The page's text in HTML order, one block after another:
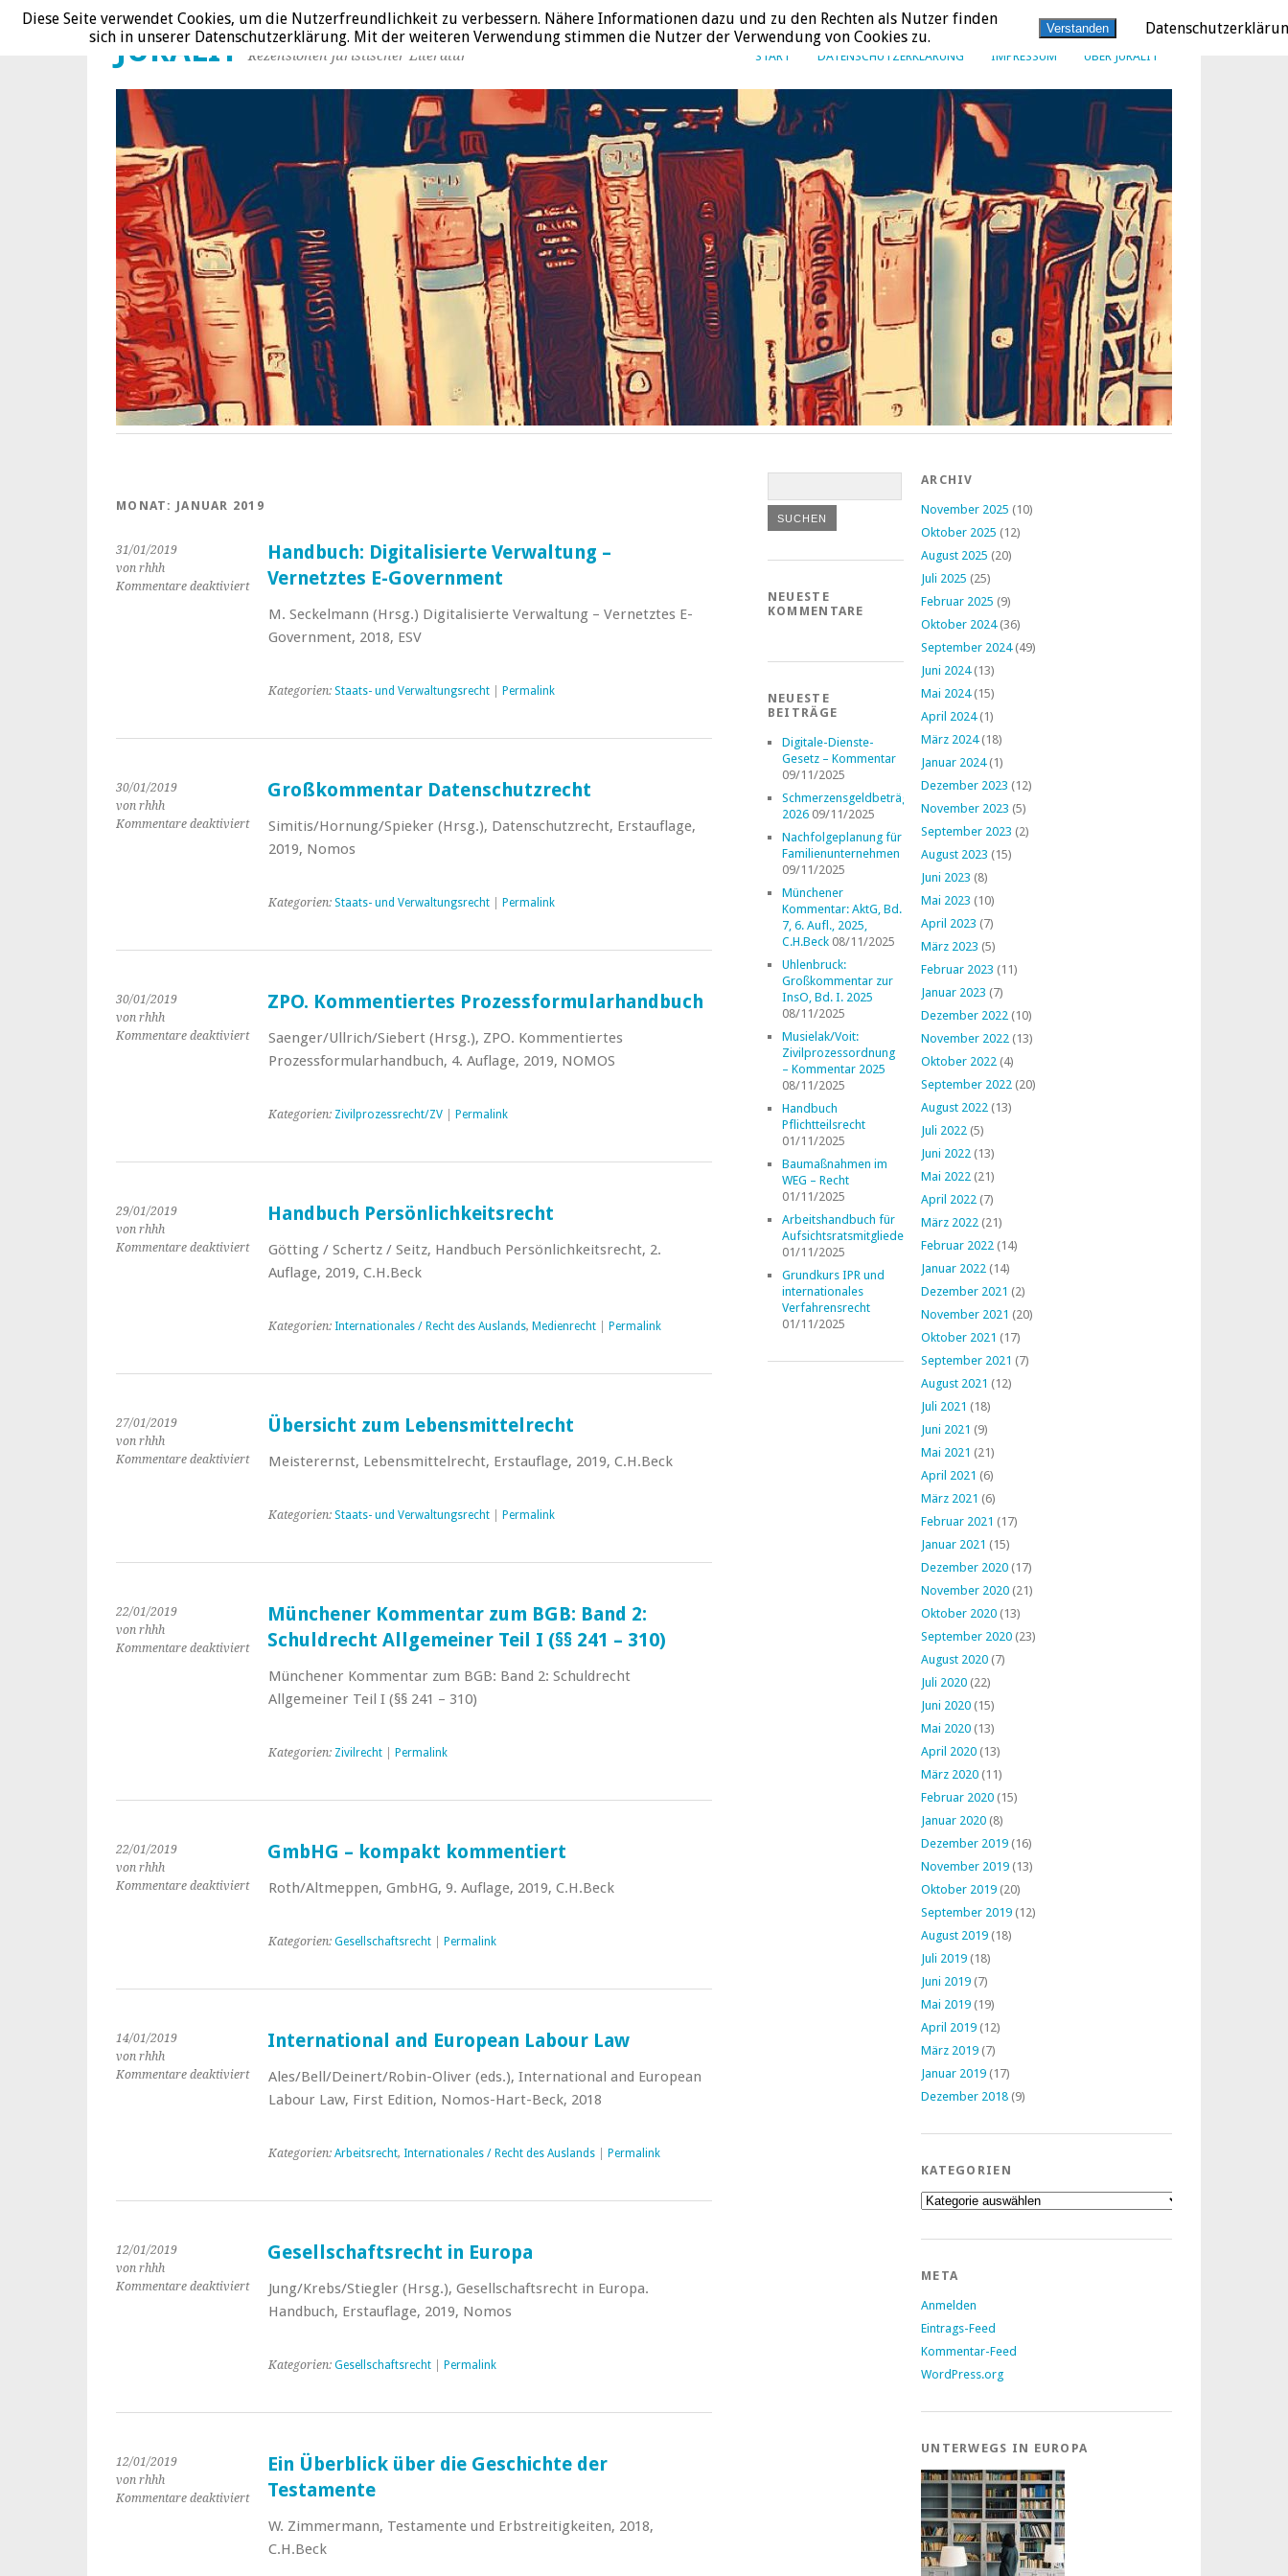
START DATENSCHUTZERKLÄRUNG IMPRESSUM ÜBER JURALIT
JURALIT Rezensionen juristischer Literatur
MONAT: JANUAR 2019
31/01/2019
von rhhh
Kommentare deaktiviertfür
Digitalisierte
Verwaltung
Handbuch: Digitalisierte Verwaltung –
Vernetztes E-Government
M. Seckelmann (Hrsg.) Digitalisierte Verwaltung – Vernetztes E-
Government, 2018, ESV
Kategorien: Staats- und Verwaltungsrecht| Permalink
30/01/2019
von rhhh
Kommentare deaktiviertfür
Großkommentar
Großkommentar Datenschutzrecht
Simitis/Hornung/Spieker (Hrsg.), Datenschutzrecht, Erstauflage,
2019, Nomos
Kategorien: Staats- und Verwaltungsrecht| Permalink
30/01/2019
von rhhh
Kommentare deaktiviertfür
ZPO.
ZPO. Kommentiertes Prozessformularhandbuch
Saenger/Ullrich/Siebert (Hrsg.), ZPO. Kommentiertes
Prozessformularhandbuch, 4. Auflage, 2019, NOMOS
Kategorien: Zivilprozessrecht/ZV| Permalink
29/01/2019
von rhhh
Kommentare deaktiviertfür
Handbuch
Persönlichkeitsrecht
Handbuch Persönlichkeitsrecht
Götting / Schertz / Seitz, Handbuch Persönlichkeitsrecht, 2.
Auflage, 2019, C.H.Beck
Kategorien: Internationales / Recht des Auslands, Medienrecht| Permalink
27/01/2019
von rhhh
Kommentare deaktiviertfür
Lebensmittelrecht
Übersicht zum Lebensmittelrecht
Meisterernst, Lebensmittelrecht, Erstauflage, 2019, C.H.Beck
Kategorien: Staats- und Verwaltungsrecht| Permalink
22/01/2019
von rhhh
Kommentare deaktiviertfür
Kommentar
zum
–
Münchener Kommentar zum BGB: Band 2:
Schuldrecht Allgemeiner Teil I (§§ 241 – 310)
Münchener Kommentar zum BGB: Band 2: Schuldrecht
Allgemeiner Teil I (§§ 241 – 310)
Kategorien: Zivilrecht| Permalink
22/01/2019
von rhhh
Kommentare deaktiviertfür
kompakt
GmbHG – kompakt kommentiert
Roth/Altmeppen, GmbHG, 9. Auflage, 2019, C.H.Beck
Kategorien: Gesellschaftsrecht| Permalink
14/01/2019
von rhhh
Kommentare deaktiviertfür
International
Labour
International and European Labour Law
Ales/Bell/Deinert/Robin-Oliver (eds.), International and European
Labour Law, First Edition, Nomos-Hart-Beck, 2018
Kategorien: Arbeitsrecht, Internationales / Recht des Auslands| Permalink
12/01/2019
von rhhh
Kommentare deaktiviertfür
Gesellschaftsrecht
Gesellschaftsrecht in Europa
Jung/Krebs/Stiegler (Hrsg.), Gesellschaftsrecht in Europa.
Handbuch, Erstauflage, 2019, Nomos
Kategorien: Gesellschaftsrecht| Permalink
12/01/2019
von rhhh
Kommentare deaktiviertfür
Überblick
über
Ein Überblick über die Geschichte der
Testamente
W. Zimmermann, Testamente und Erbstreitigkeiten, 2018,
C.H.Beck
NEUESTE
KOMMENTARE
NEUESTE
BEITRÄGE
Digitale-Dienste-
Gesetz – Kommentar
09/11/2025
Schmerzensgeldbeträge
2026 09/11/2025
Nachfolgeplanung für
Familienunternehmen
09/11/2025
Münchener
Kommentar: AktG, Bd.
7, 6. Aufl., 2025,
C.H.Beck 08/11/2025
Uhlenbruck:
Großkommentar zur
InsO, Bd. I. 2025
08/11/2025
Musielak/Voit:
Zivilprozessordnung
– Kommentar 2025
08/11/2025
Handbuch
Pflichtteilsrecht
01/11/2025
Baumaßnahmen im
WEG – Recht
01/11/2025
Arbeitshandbuch für
Aufsichtsratsmitglieder
01/11/2025
Grundkurs IPR und
internationales
Verfahrensrecht
01/11/2025
ARCHIV
November 2025 (10)
Oktober 2025 (12)
August 2025 (20)
Juli 2025 (25)
Februar 2025 (9)
Oktober 2024(36)
September 2024(49)
Juni 2024(13)
Mai 2024(15)
April 2024(1)
März 2024(18)
Januar 2024(1)
Dezember 2023 (12)
November 2023 (5)
September 2023 (2)
August 2023 (15)
Juni 2023 (8)
Mai 2023 (10)
April 2023 (7)
März 2023 (5)
Februar 2023 (11)
Januar 2023 (7)
Dezember 2022 (10)
November 2022 (13)
Oktober 2022 (4)
September 2022 (20)
August 2022 (13)
Juli 2022 (5)
Juni 2022 (13)
Mai 2022 (21)
April 2022 (7)
März 2022 (21)
Februar 2022 (14)
Januar 2022 (14)
Dezember 2021 (2)
November 2021 (20)
Oktober 2021 (17)
September 2021 (7)
August 2021 (12)
Juli 2021 (18)
Juni 2021 (9)
Mai 2021 (21)
April 2021 (6)
März 2021 (6)
Februar 2021 (17)
Januar 2021 (15)
Dezember 2020 (17)
November 2020 (21)
Oktober 2020 (13)
September 2020 (23)
August 2020 (7)
Juli 2020 (22)
Juni 2020 (15)
Mai 2020 (13)
April 2020 (13)
März 2020 (11)
Februar 2020 (15)
Januar 2020 (8)
Dezember 2019 (16)
November 2019 (13)
Oktober 2019 (20)
September 2019 (12)
August 2019 (18)
Juli 2019 (18)
Juni 2019 (7)
Mai 2019 (19)
April 2019 (12)
März 2019 (7)
Januar 2019 (17)
Dezember 2018 (9)
KATEGORIEN
Kategorien
META
Anmelden
Eintrags-Feed
Kommentar-Feed
WordPress.org
UNTERWEGS IN EUROPA
Diese Seite verwendet Cookies, um die Nutzerfreundlichkeit zu verbessern. Nähere Informationen dazu und zu den Rechten als Nutzer finden
sich in unserer Datenschutzerklärung. Mit der weiteren Verwendung stimmen die Nutzer der Verwendung von Cookies zu.
Verstanden